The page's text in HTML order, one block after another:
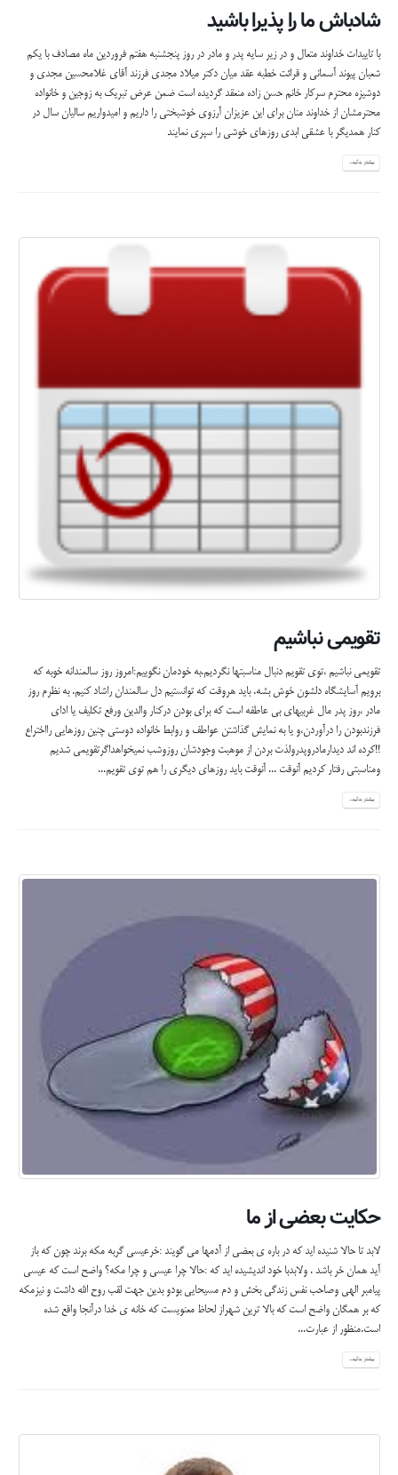
شادباش ما را پذیرا باشید
با تاییدات خداوند متعال و در زیر سایه پدر و مادر در روز پنجشنبه هفتم فروردین ماه مصادف با یکم
شعبان پیوند آسمانی و قرائت خطبه عقد میان دکتر میلاد مجدی فرزند آقای غلامحسین مجدی و
دوشیزه محترم سرکار خانم حسن زاده منعقد گردیده است ضمن عرض تبریک به زوجین و خانواده
محترمشان از خداوند منان برای این عزیزان آرزوی خوشبختی را داریم و امیدواریم سالیان سال در
کنار همدیگر با عشقی ابدی روزهای خوشی را سپری نمایند
بیشتر بدانید...
تقویمی نباشیم
تقویمی نباشیم ،توی تقویم دنبال مناسبتها نگردیم.به خودمان نگوییم:امروز روز سالمندانه خوبه که
برویم آسایشگاه دلشون خوش بشه. باید هروقت که توانستیم دل سالمندان راشاد کنیم. به نظرم روز
مادر ،روز پدر مال غربیهای بی عاطفه است که برای بودن درکنار والدین ورفع تکلیف یا ادای
فرزندبودن را درآوردن،و یا به نمایش گذاشتن عواطف و روابط خانواده دوستی چنین روزهایی رااختراع
!!کرده اند دیدارمادروپدرولذت بردن از موهبت وجودشان روزوشب نمیخواهداگرتقویمی شدیم
ومناسبتی رفتار کردیم آنوقت ... آنوقت باید روزهای دیگری را هم توی تقویم...
بیشتر بدانید...
حکایت بعضی از ما
لابد تا حالا شنیده اید که در باره ی بعضی از آدمها می گویند :خرعیسی گربه مکه برند چون که باز
آید همان خر باشد . ولابدبا خود اندیشیده اید که :حالا چرا عیسی و چرا مکه؟ واضح است که عیسی
پیامبر الهی وصاحب نفس زندگی بخش و دم مسیحایی بودو بدین جهت لقب روح الله داشت و نیزمکه
که بر همگان واضح است که بالا ترین شهراز لحاظ معنویست که خانه ی خدا درآنجا واقع شده
است.منظور از عبارت...
بیشتر بدانید...